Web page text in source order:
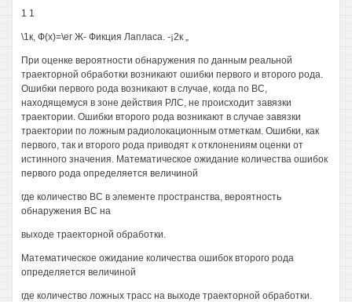
1 1
\1к, Ф(х)=\ег Ж- Фикция Лапласа. -¡2к „
При оценке вероятности обнаружения по данным реальной
траекторной обработки возникают ошибки первого и второго рода.
Ошибки первого рода возникают в случае, когда по ВС,
находящемуся в зоне действия РЛС, не происходит завязки
траектории. Ошибки второго рода возникают в случае завязки
траектории по ложным радиолокационным отметкам. Ошибки, как
первого, так и второго рода приводят к отклонениям оценки от
истинного значения. Математическое ожидание количества ошибок
первого рода определяется величиной
где количество ВС в элементе пространства, вероятность
обнаружения ВС на
выходе траекторной обработки.
Математическое ожидание количества ошибок второго рода
определяется величиной
где количество ложных трасс на выходе траекторной обработки.